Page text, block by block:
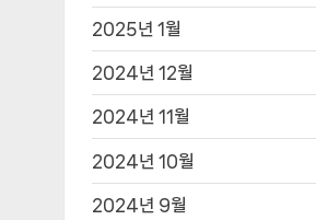
2025년 1월
2024년 12월
2024년 11월
2024년 10월
2024년 9월